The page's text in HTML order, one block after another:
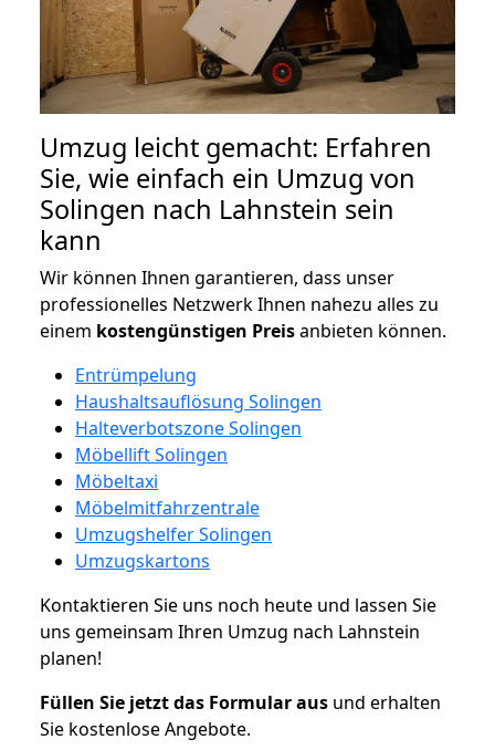
Umzug leicht gemacht: Erfahren
Sie, wie einfach ein Umzug von
Solingen nach Lahnstein sein
kann
Wir können Ihnen garantieren, dass unser
professionelles Netzwerk Ihnen nahezu alles zu
einem kostengünstigen Preisanbieten können.
Entrümpelung
Haushaltsauflösung Solingen
Halteverbotszone Solingen
Möbellift Solingen
Möbeltaxi
Möbelmitfahrzentrale
Umzugshelfer Solingen
Umzugskartons
Kontaktieren Sie uns noch heute und lassen Sie
uns gemeinsam Ihren Umzug nach Lahnstein
planen!
Füllen Sie jetzt das Formular aus und erhalten
Sie kostenlose Angebote.